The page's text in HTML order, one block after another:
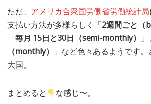
ただ、 アメリカ合衆国労働省労働統計局
支払い方法が多様らしく「2週間ごと（
「毎月 15日と30日（semi-monthly）
（monthly）
」など色々あるようです
大国。
まとめると な感じ〜。